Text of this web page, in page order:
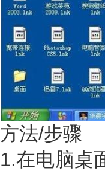
方法/步骤
1.在电脑桌